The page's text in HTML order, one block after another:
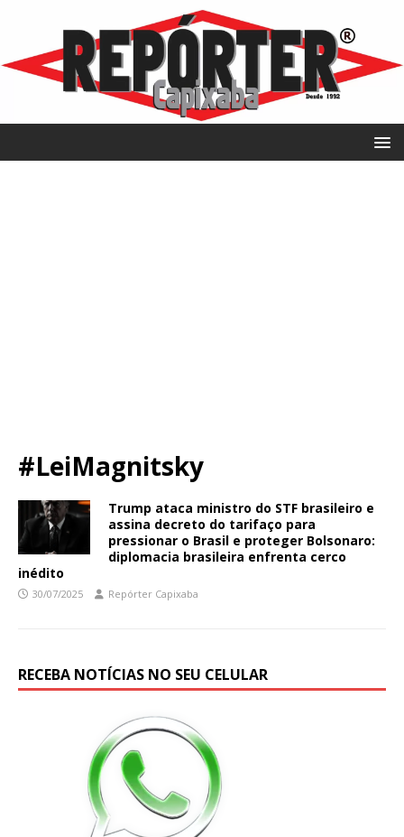
#LeiMagnitsky
Trump ataca ministro do STF brasileiro e
assina decreto do tarifaço para
pressionar o Brasil e proteger Bolsonaro:
diplomacia brasileira enfrenta cerco
inédito
30/07/2025 Repórter Capixaba
RECEBA NOTÍCIAS NO SEU CELULAR